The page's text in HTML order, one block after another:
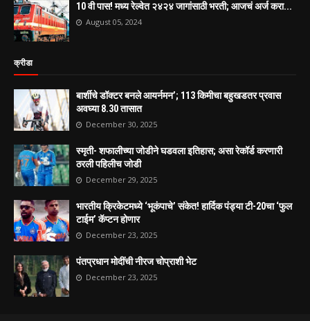
10 वी पास! मध्य रेल्वेत २४२४ जागांसाठी भरती; आजचं अर्ज करा...
August 05, 2024
क्रीडा
बार्शीचे डॉक्टर बनले आयर्नमन’; 113 किमीचा बहुखडतर प्रवास
अवघ्या 8.30 तासात
December 30, 2025
स्मृती- शफालीच्या जोडीने घडवला इतिहास; असा रेकॉर्ड करणारी
ठरली पहिलीच जोडी
December 29, 2025
भारतीय क्रिकेटमध्ये ‘भूकंपाचे’ संकेत! हार्दिक पंड्या टी-20चा ‘फुल
टाईम’ कॅप्टन होणार
December 23, 2025
पंतप्रधान मोदींची नीरज चोप्राशी भेट
December 23, 2025